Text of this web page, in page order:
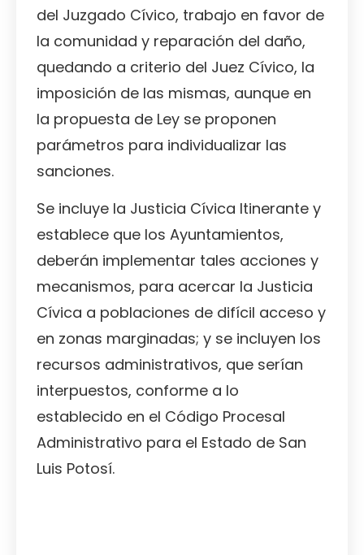
del Juzgado Cívico, trabajo en favor de
la comunidad y reparación del daño,
quedando a criterio del Juez Cívico, la
imposición de las mismas, aunque en
la propuesta de Ley se proponen
parámetros para individualizar las
sanciones.
Se incluye la Justicia Cívica Itinerante y
establece que los Ayuntamientos,
deberán implementar tales acciones y
mecanismos, para acercar la Justicia
Cívica a poblaciones de difícil acceso y
en zonas marginadas; y se incluyen los
recursos administrativos, que serían
interpuestos, conforme a lo
establecido en el Código Procesal
Administrativo para el Estado de San
Luis Potosí.